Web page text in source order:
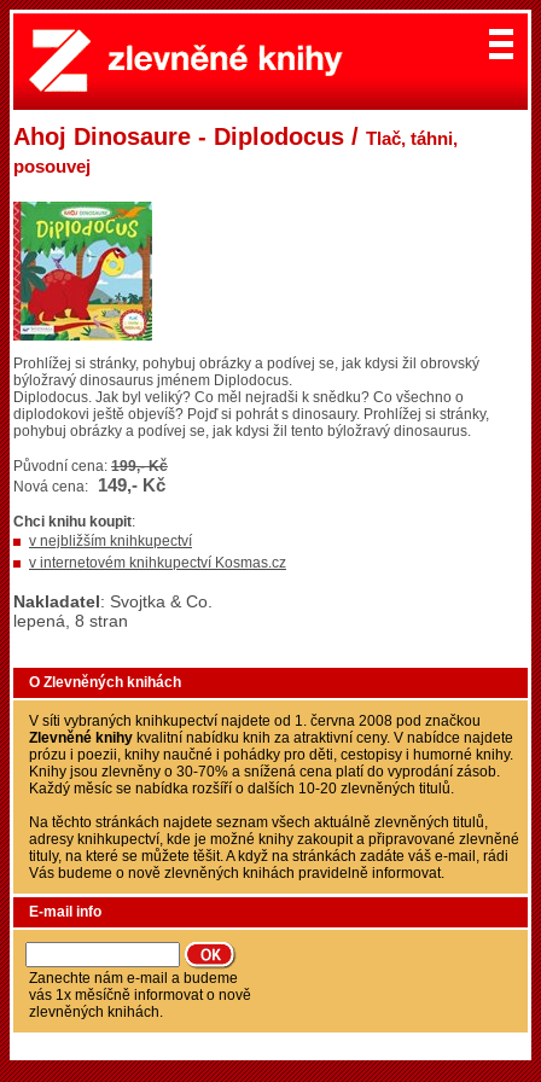
Ahoj Dinosaure - Diplodocus / Tlač, táhni,
posouvej
Prohlížej si stránky, pohybuj obrázky a podívej se, jak kdysi žil obrovský
býložravý dinosaurus jménem Diplodocus.
Diplodocus. Jak byl veliký? Co měl nejradši k snědku? Co všechno o
diplodokovi ještě objevíš? Pojď si pohrát s dinosaury. Prohlížej si stránky,
pohybuj obrázky a podívej se, jak kdysi žil tento býložravý dinosaurus.
Původní cena: 199,- Kč
Nová cena:
149,- Kč
Chci knihu koupit:
v nejbližším knihkupectví
v internetovém knihkupectví Kosmas.cz
Nakladatel: Svojtka & Co.
lepená, 8 stran
O Zlevněných knihách
V síti vybraných knihkupectví najdete od 1. června 2008 pod značkou
Zlevněné knihy kvalitní nabídku knih za atraktivní ceny. V nabídce najdete
prózu i poezii, knihy naučné i pohádky pro děti, cestopisy i humorné knihy.
Knihy jsou zlevněny o 30-70% a snížená cena platí do vyprodání zásob.
Každý měsíc se nabídka rozšíří o dalších 10-20 zlevněných titulů.
Na těchto stránkách najdete seznam všech aktuálně zlevněných titulů,
adresy knihkupectví, kde je možné knihy zakoupit a připravované zlevněné
tituly, na které se můžete těšit. A když na stránkách zadáte váš e-mail, rádi
Vás budeme o nově zlevněných knihách pravidelně informovat.
E-mail info
Zanechte nám e-mail a budeme
vás 1x měsíčně informovat o nově
zlevněných knihách.